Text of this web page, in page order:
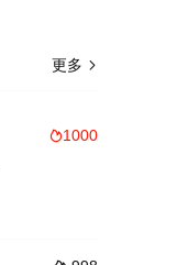
更多 
1000